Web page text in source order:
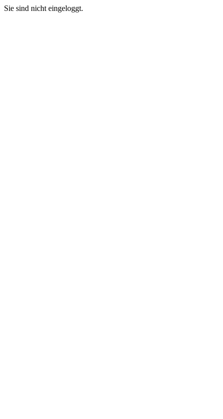
Sie sind nicht eingeloggt.